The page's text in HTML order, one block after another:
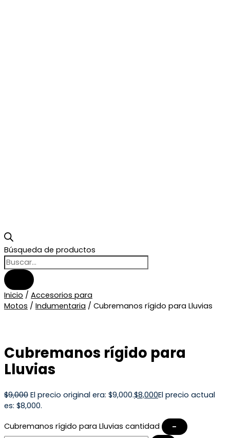
Búsqueda de productos
Inicio / Accesorios para
Motos / Indumentaria / Cubremanos rígido para Lluvias
Cubremanos rígido para
Lluvias
$9,000 El precio original era: $9,000.$8,000El precio actual
es: $8,000.
Cubremanos rígido para Lluvias cantidad –